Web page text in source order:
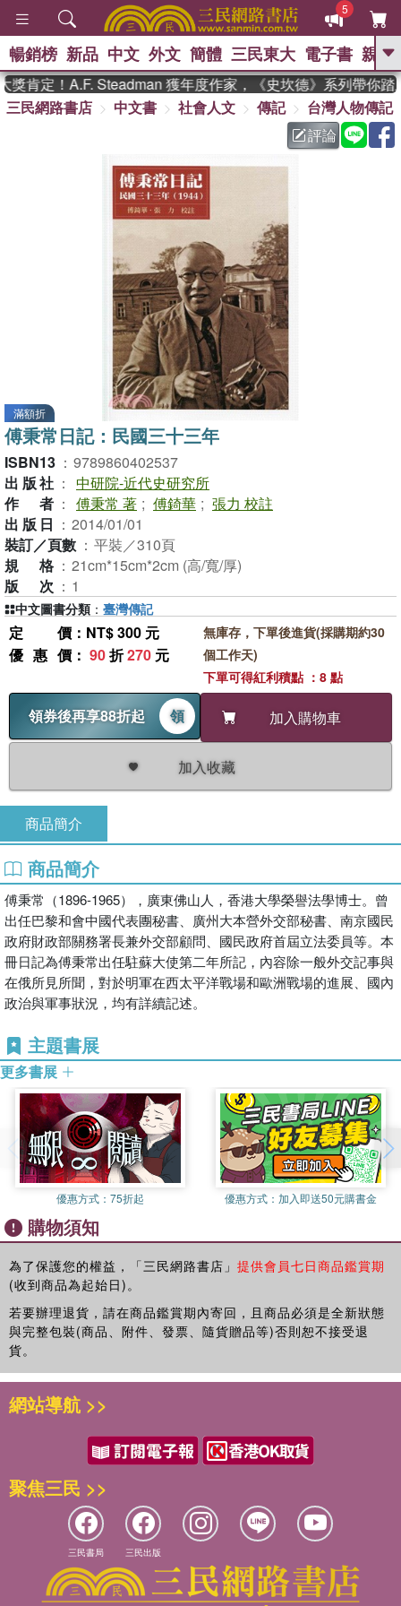
5
GO
熱搜： 東野圭吾 、 高希均教授回憶錄
父親節 、 如果歷
暑期推薦 、 國際布克
獎 臺灣漫遊錄 、 方念華
登輝時代
偉大的迷走神經
暢銷榜 新品 中文 外文 簡體 三民東大 電子書 親子
肯定！A.F. Steadman 獲年度作家，《史坎德》系列帶你踏
三民網路書店
中文書 社會人文 傳記
台灣人物傳記
評論
滿額折
傅秉常日記：民國三十三年
ISBN13 ： 9789860402537
出版社 ： 中研院-近代史研究所
作者 ： 傅秉常 著 ; 傅錡華 ; 張力 校註
出版日 ： 2014/01/01
裝訂／頁數 ： 平裝／310頁
規格 ： 21cm*15cm*2cm (高/寬/厚)
版次 ： 1
定價 ：NT$ 300 元
優惠價 ： 90折270 元
領券後再享88折起 領 加入購物車
加入收藏
無庫存，下單後進貨(採購期約30
個工作天)
下單可得紅利積點 ：8 點
中文圖書分類 ： 臺灣傳記
商品簡介
商品簡介
傅秉常（1896-1965），廣東佛山人，香港大學榮譽法學博士。曾
出任巴黎和會中國代表團秘書、廣州大本營外交部秘書、南京國民
政府財政部關務署長兼外交部顧問、國民政府首屆立法委員等。本
冊日記為傅秉常出任駐蘇大使第二年所記，內容除一般外交記事與
在俄所見所聞，對於明軍在西太平洋戰場和歐洲戰場的進展、國內
政治與軍事狀況，均有詳續記述。
主題書展
更多書展
優惠方式： 75折起 優惠方式： 加入即送50元購書金
購物須知
為了保護您的權益，「三民網路書店」 提供會員七日商品鑑賞期
(收到商品為起始日)。
若要辦理退貨，請在商品鑑賞期內寄回，且商品必須是全新狀態
與完整包裝(商品、附件、發票、隨貨贈品等)否則恕不接受退
貨。
網站導航 >>
聚焦三民 >>
三民書局 三民出版